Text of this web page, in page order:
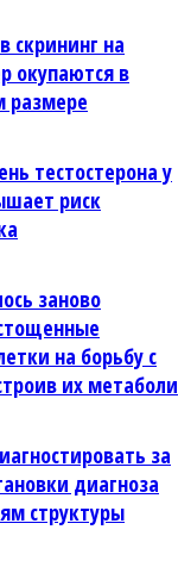
скрининг на
окупаются в
размере
тестостерона у
риск
заново
на борьбу с
их метаболи
за
диагноза
структуры